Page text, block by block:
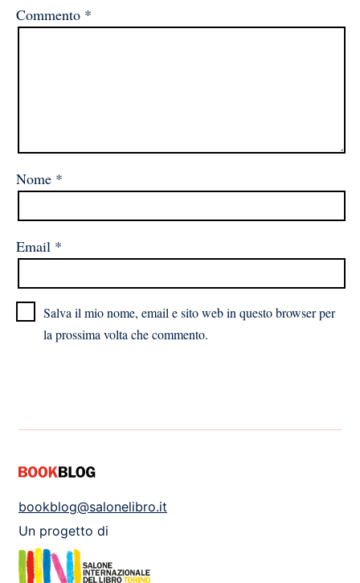
Commento *
Nome *
Email *
Salva il mio nome, email e sito web in questo browser per
la prossima volta che commento.
bookblog@salonelibro.it
Un progetto di